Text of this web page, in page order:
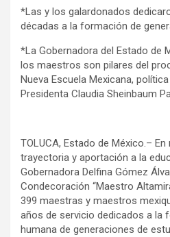
*Las y los galardonados
décadas a la formación de
*La Gobernadora del Estado de
los maestros son pilares del
Nueva Escuela Mexicana,
Presidenta Claudia Sheinbaum
TOLUCA, Estado de México.–
trayectoria y aportación a la
Gobernadora Delfina Gómez
Condecoración “Maestro
399 maestras y maestros
años de servicio dedicados a la
humana de generaciones de